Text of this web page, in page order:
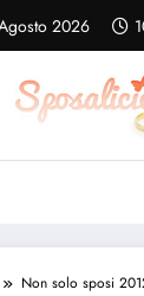
2026
Non solo sposi